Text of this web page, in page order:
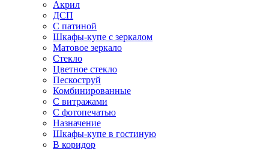
Акрил
ДСП
С патиной
Шкафы-купе с зеркалом
Матовое зеркало
Стекло
Цветное стекло
Пескоструй
Комбинированные
С витражами
С фотопечатью
Назначение
Шкафы-купе в гостиную
В коридор